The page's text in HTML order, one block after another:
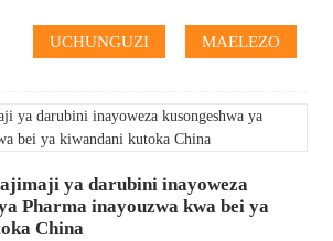
UCHUNGUZI MAELEZO
ya darubini inayoweza
Pharma inayouzwa kwa bei ya
China